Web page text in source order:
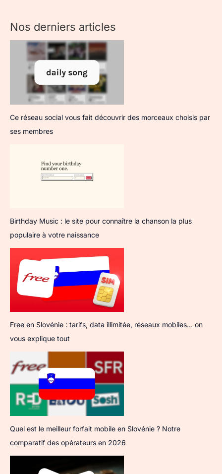
Nos derniers articles
Ce réseau social vous fait découvrir des morceaux choisis par
ses membres
Birthday Music : le site pour connaître la chanson la plus
populaire à votre naissance
Free en Slovénie : tarifs, data illimitée, réseaux mobiles… on
vous explique tout
Quel est le meilleur forfait mobile en Slovénie ? Notre
comparatif des opérateurs en 2026